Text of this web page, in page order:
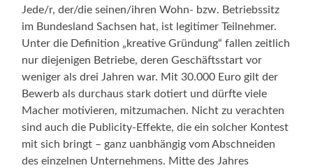
Jede/r, der/die seinen/ihren Wohn- bzw. Betriebssitz
im Bundesland Sachsen hat, ist legitimer Teilnehmer.
Unter die Definition „kreative Gründung“ fallen zeitlich
nur diejenigen Betriebe, deren Geschäftsstart vor
weniger als drei Jahren war. Mit 30.000 Euro gilt der
Bewerb als durchaus stark dotiert und dürfte viele
Macher motivieren, mitzumachen. Nicht zu verachten
sind auch die Publicity-Effekte, die ein solcher Kontest
mit sich bringt – ganz uanbhängig vom Abschneiden
des einzelnen Unternehmens. Mitte des Jahres